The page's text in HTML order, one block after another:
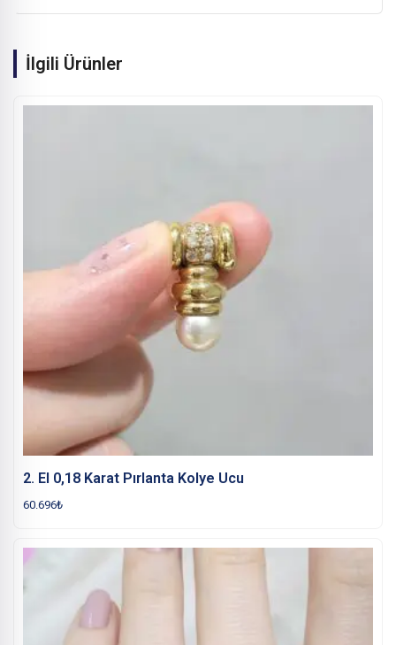
İlgili Ürünler
2. El 0,18 Karat Pırlanta Kolye Ucu
60.696₺